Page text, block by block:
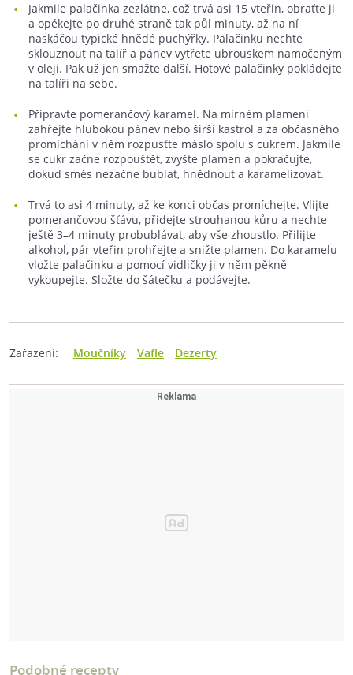
Jakmile palačinka zezlátne, což trvá asi 15 vteřin, obraťte ji
a opékejte po druhé straně tak půl minuty, až na ní
naskáčou typické hnědé puchýřky. Palačinku nechte
sklouznout na talíř a pánev vytřete ubrouskem namočeným
v oleji. Pak už jen smažte další. Hotové palačinky pokládejte
na talíři na sebe.
Připravte pomerančový karamel. Na mírném plameni
zahřejte hlubokou pánev nebo širší kastrol a za občasného
promíchání v něm rozpusťte máslo spolu s cukrem. Jakmile
se cukr začne rozpouštět, zvyšte plamen a pokračujte,
dokud směs nezačne bublat, hnědnout a karamelizovat.
Trvá to asi 4 minuty, až ke konci občas promíchejte. Vlijte
pomerančovou šťávu, přidejte strouhanou kůru a nechte
ještě 3–4 minuty probublávat, aby vše zhoustlo. Přilijte
alkohol, pár vteřin prohřejte a snižte plamen. Do karamelu
vložte palačinku a pomocí vidličky ji v něm pěkně
vykoupejte. Složte do šátečku a podávejte.
Zařazení: Moučníky Vafle Dezerty
Podobné recepty